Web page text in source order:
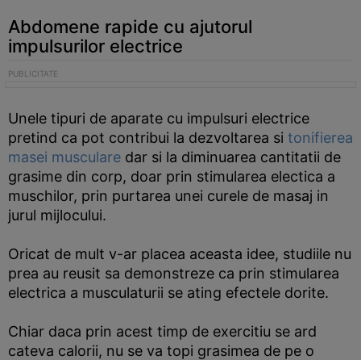
Abdomene rapide cu ajutorul
impulsurilor electrice
Unele tipuri de aparate cu impulsuri electrice
pretind ca pot contribui la dezvoltarea si tonifierea
masei musculare dar si la diminuarea cantitatii de
grasime din corp, doar prin stimularea electica a
muschilor, prin purtarea unei curele de masaj in
jurul mijlocului.
Oricat de mult v-ar placea aceasta idee, studiile nu
prea au reusit sa demonstreze ca prin stimularea
electrica a musculaturii se ating efectele dorite.
Chiar daca prin acest timp de exercitiu se ard
cateva calorii, nu se va topi grasimea de pe o